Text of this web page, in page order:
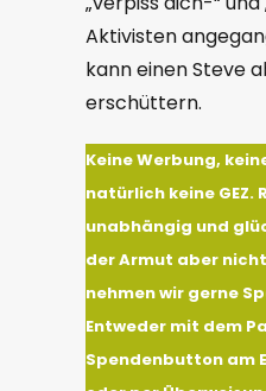
Aktivisten
kann einen Steve
erschüttern.
KeineWerbung,
natürlich keine GEZ.
unabhängig und
der Armut aber
nehmen wir gerne
Entweder mit dem
Spendenbutton am